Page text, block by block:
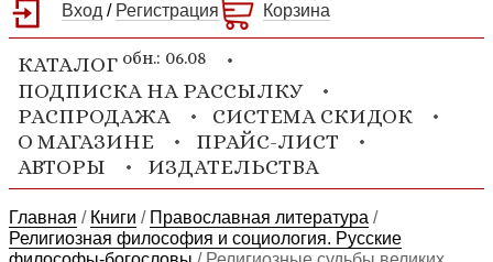
Вход / Регистрация Корзина
КАТАЛОГ обн.: 06.08
ПОДПИСКА НА РАССЫЛКУ
РАСПРОДАЖА
СИСТЕМА СКИДОК
О МАГАЗИНЕ
ПРАЙС-ЛИСТ
АВТОРЫ
ИЗДАТЕЛЬСТВА
Главная / Книги / Православная литература /
Религиозная философия и социология. Русские